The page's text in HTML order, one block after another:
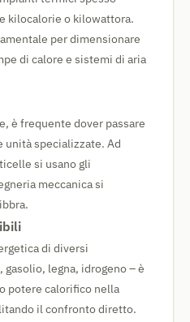
e kilocalorie o kilowattora.
per dimensionare
di calore e sistemi di aria
è frequente dover passare
unità specializzate. Ad
si usano gli
meccanica si
di diversi
legna, idrogeno – è
potere calorifico nella
il confronto diretto.